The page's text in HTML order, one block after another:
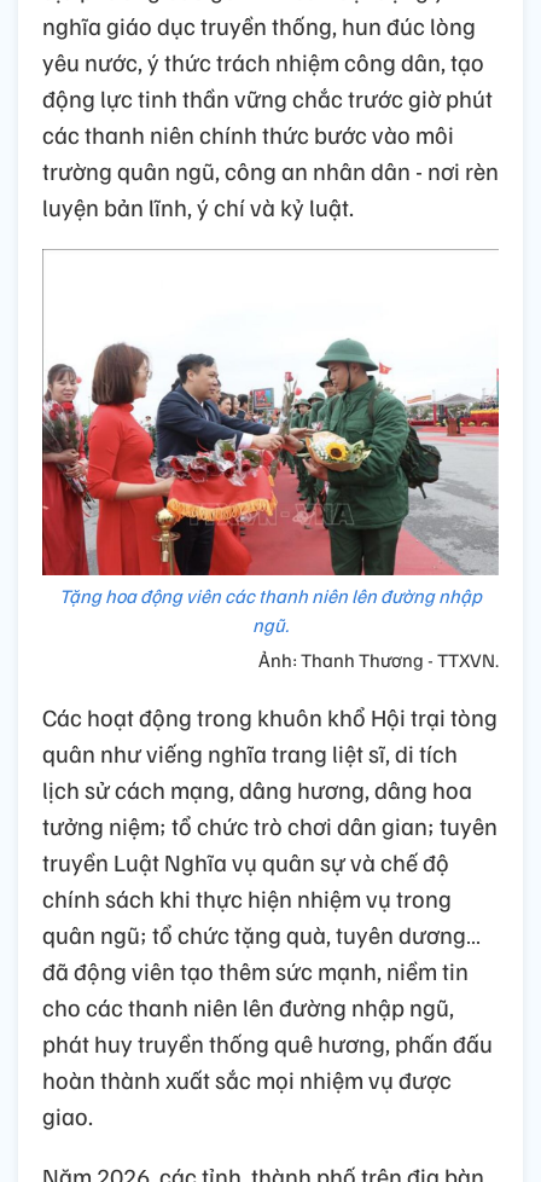
nghĩa giáo dục truyền thống, hun đúc lòng
yêu nước, ý thức trách nhiệm công dân, tạo
động lực tinh thần vững chắc trước giờ phút
các thanh niên chính thức bước vào môi
trường quân ngũ, công an nhân dân - nơi rèn
luyện bản lĩnh, ý chí và kỷ luật.
Tặng hoa động viên các thanh niên lên đường nhập
ngũ.
Ảnh: Thanh Thương - TTXVN.
Các hoạt động trong khuôn khổ Hội trại tòng
quân như viếng nghĩa trang liệt sĩ, di tích
lịch sử cách mạng, dâng hương, dâng hoa
tưởng niệm; tổ chức trò chơi dân gian; tuyên
truyền Luật Nghĩa vụ quân sự và chế độ
chính sách khi thực hiện nhiệm vụ trong
quân ngũ; tổ chức tặng quà, tuyên dương…
đã động viên tạo thêm sức mạnh, niềm tin
cho các thanh niên lên đường nhập ngũ,
phát huy truyền thống quê hương, phấn đấu
hoàn thành xuất sắc mọi nhiệm vụ được
giao.